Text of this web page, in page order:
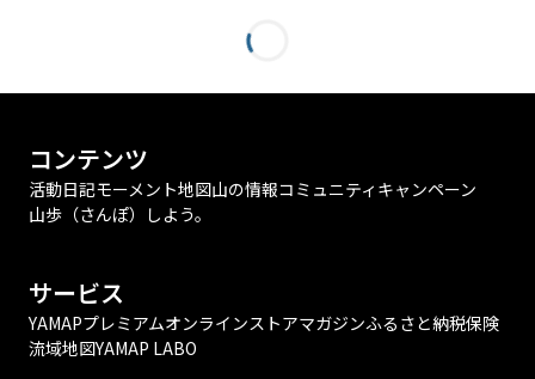
コンテンツ
活動日記モーメント地図山の情報コミュニティ キャンペーン
山歩（さんぽ）しよう。
サービス
YAMAPプレミアムオンラインストアマガジンふるさと納税保険
流域地図YAMAP LABO